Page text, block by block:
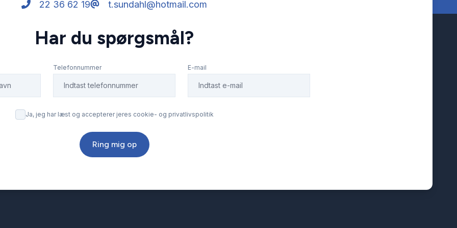
22 36 62 19 t.sundahl@hotmail.com
Har du spørgsmål?
Telefonnummer E-mail
Ja, jeg har læst og accepterer jeres cookie- og privatlivspolitik
Ring mig op